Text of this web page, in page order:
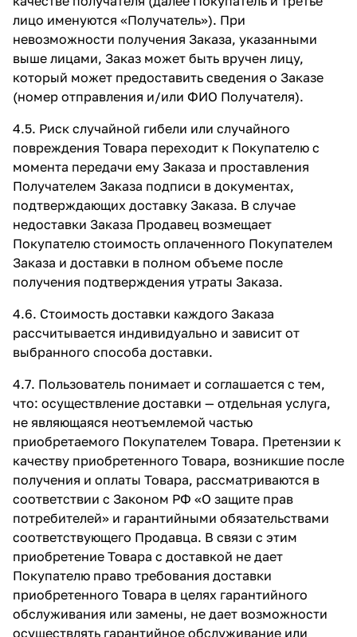
лицо именуются «Получатель»). При
невозможности получения Заказа, указанными
выше лицами, Заказ может быть вручен лицу,
который может предоставить сведения о Заказе
(номер отправления и/или ФИО Получателя).
4.5. Риск случайной гибели или случайного
повреждения Товара переходит к Покупателю с
момента передачи ему Заказа и проставления
Получателем Заказа подписи в документах,
подтверждающих доставку Заказа. В случае
недоставки Заказа Продавец возмещает
Покупателю стоимость оплаченного Покупателем
Заказа и доставки в полном объеме после
получения подтверждения утраты Заказа.
4.6. Стоимость доставки каждого Заказа
рассчитывается индивидуально и зависит от
выбранного способа доставки.
4.7. Пользователь понимает и соглашается с тем,
что: осуществление доставки — отдельная услуга,
не являющаяся неотъемлемой частью
приобретаемого Покупателем Товара. Претензии к
качеству приобретенного Товара, возникшие после
получения и оплаты Товара, рассматриваются в
соответствии с Законом РФ «О защите прав
потребителей» и гарантийными обязательствами
соответствующего Продавца. В связи с этим
приобретение Товара с доставкой не дает
Покупателю право требования доставки
приобретенного Товара в целях гарантийного
обслуживания или замены, не дает возможности
осуществлять гарантийное обслуживание или